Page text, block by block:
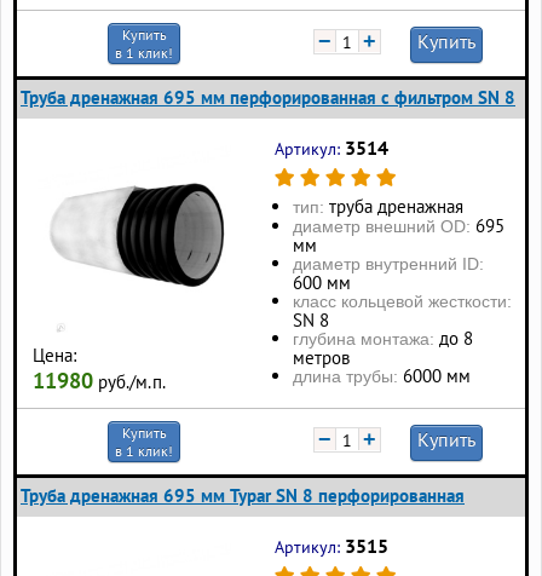
Купить
в 1 клик!
− + Купить
Труба дренажная 695 мм перфорированная с фильтром SN 8
Цена:
11980 руб./м.п.
Артикул: 3514
тип: труба дренажная
диаметр внешний OD: 695
мм
диаметр внутренний ID:
600 мм
класс кольцевой жесткости:
SN 8
глубина монтажа: до 8
метров
длина трубы: 6000 мм
Купить
в 1 клик!
− + Купить
Труба дренажная 695 мм Typar SN 8 перфорированная
Артикул: 3515